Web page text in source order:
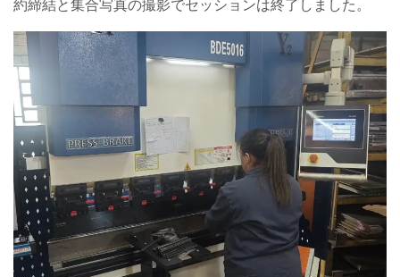
約締結と集合写真の撮影でセッションは終了しました。